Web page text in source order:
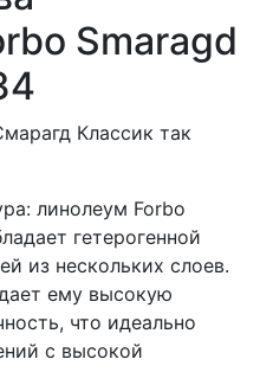
Smaragd
Классик так
линолеум Forbo
гетерогенной
из нескольких слоев.
ему высокую
что идеально
с высокой